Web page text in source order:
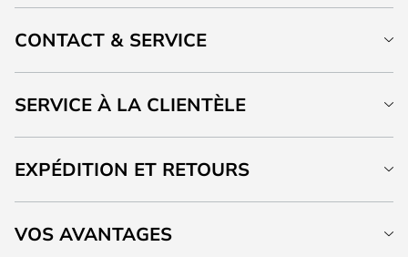
CONTACT & SERVICE
SERVICE À LA CLIENTÈLE
EXPÉDITION ET RETOURS
VOS AVANTAGES